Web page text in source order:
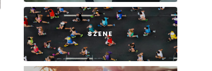
SZENE